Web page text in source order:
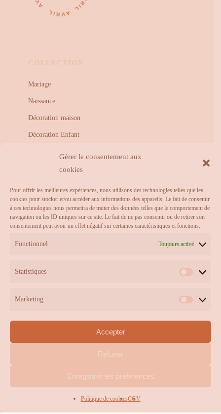
Gérer le consentement aux
cookies
Pour offrir les meilleures expériences, nous utilisons des technologies telles que les
cookies pour stocker et/ou accéder aux informations des appareils. Le fait de consentir
à ces technologies nous permettra de traiter des données telles que le comportement de
navigation ou les ID uniques sur ce site. Le fait de ne pas consentir ou de retirer son
consentement peut avoir un effet négatif sur certaines caractéristiques et fonctions.
Fonctionnel Toujours activé
Statistiques
Marketing
Accepter
Refuser
Enregistrer les préférences
Politique de cookiesCGV
COLLECTION
Mariage
Naissance
Décoration maison
Décoration Enfant
DIX AVRIL
À propos
CGV
Contact